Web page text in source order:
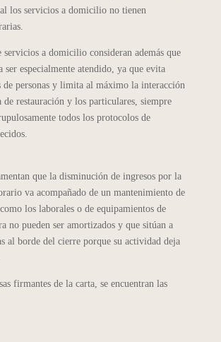
los servicios a domicilio no tienen
servicios a domicilio consideran además que
ser especialmente atendido, ya que evita
de personas y limita al máximo la interacción
de restauración y los particulares, siempre
todos los protocolos de
que la disminución de ingresos por la
va acompañado de un mantenimiento de
los laborales o de equipamientos de
no pueden ser amortizados y que sitúan a
al borde del cierre porque su actividad deja
firmantes de la carta, se encuentran las